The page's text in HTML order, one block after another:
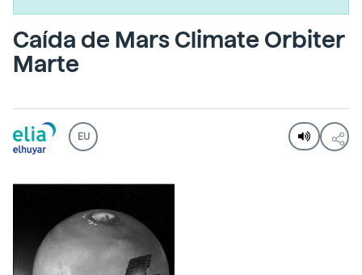
Caída de Mars Climate Orbiter
Marte
EU